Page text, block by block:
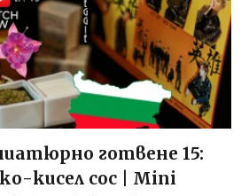
готвене 15:
кисел сос | Mini